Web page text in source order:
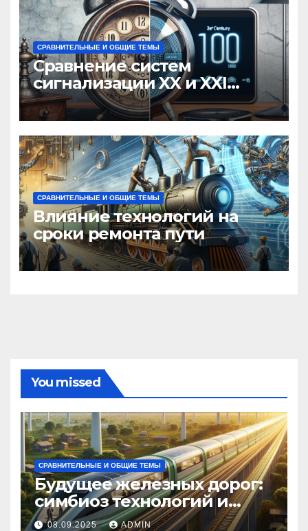
СРАВНИТЕЛЬНЫЕ И ОБЩИЕ ТЕМЫ
Сравнение систем
сигнализации XX и XXI
веков
СРАВНИТЕЛЬНЫЕ И ОБЩИЕ ТЕМЫ
Влияние технологий на
сроки ремонта пути
You missed
СРАВНИТЕЛЬНЫЕ И ОБЩИЕ ТЕМЫ
Будущее железных дорог:
симбиоз технологий и
экологии
08.09.2025 ADMIN